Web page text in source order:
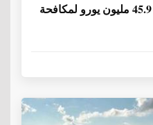
إسبانيا تمنح البلدان الإفريقية 45.9 مليون يورو لمكافحة